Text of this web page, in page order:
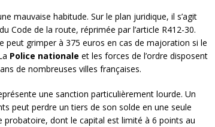
mauvaise habitude. Sur le plan juridique, il s’agit
Code de la route, réprimée par l’article R412-30.
peut grimper à 375 euros en cas de majoration si le
Police nationale et les forces de l’ordre disposent
de nombreuses villes françaises.
une sanction particulièrement lourde. Un
peut perdre un tiers de son solde en une seule
dont le capital est limité à 6 points au